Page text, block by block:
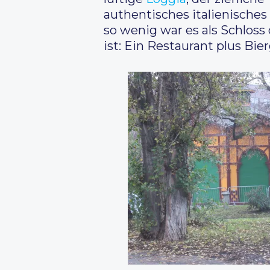
authentisches italienisches
so wenig war es als
ist: Ein Restaurant plus